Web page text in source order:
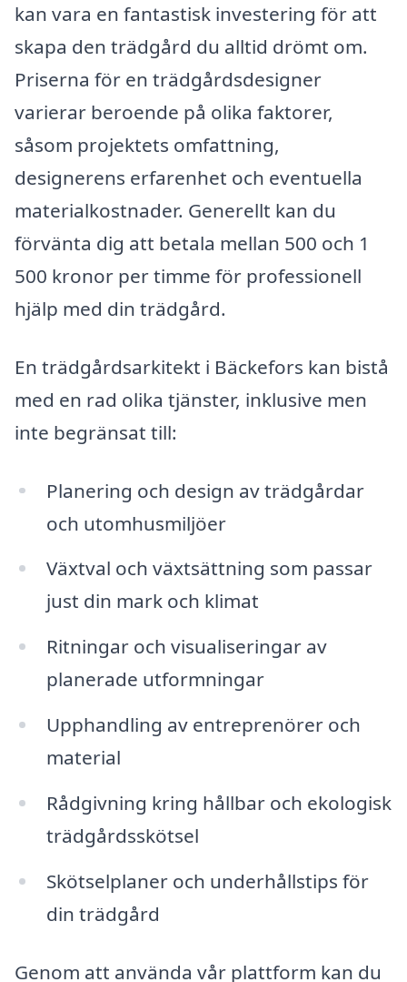
kan vara en fantastisk investering för att
skapa den trädgård du alltid drömt om.
Priserna för en trädgårdsdesigner
varierar beroende på olika faktorer,
såsom projektets omfattning,
designerens erfarenhet och eventuella
materialkostnader. Generellt kan du
förvänta dig att betala mellan 500 och 1
500 kronor per timme för professionell
hjälp med din trädgård.
En trädgårdsarkitekt i Bäckefors kan bistå
med en rad olika tjänster, inklusive men
inte begränsat till:
Planering och design av trädgårdar
och utomhusmiljöer
Växtval och växtsättning som passar
just din mark och klimat
Ritningar och visualiseringar av
planerade utformningar
Upphandling av entreprenörer och
material
Rådgivning kring hållbar och ekologisk
trädgårdsskötsel
Skötselplaner och underhållstips för
din trädgård
Genom att använda vår plattform kan du